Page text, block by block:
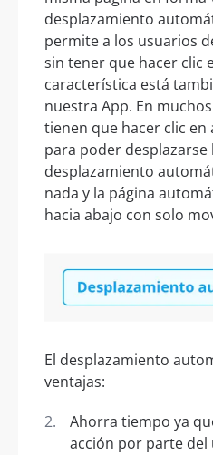
desplazamiento
permite a los usuarios
sin tener que hacer clic
característica está
nuestra App. En
tienen que hacer clic
para poder desplazarse
desplazamiento
nada y la página
hacia abajo con solo
El desplazamiento
ventajas:
Ahorra tiempo ya
acción por parte del